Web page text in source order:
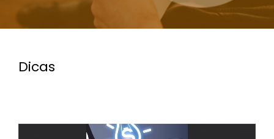
Dicas